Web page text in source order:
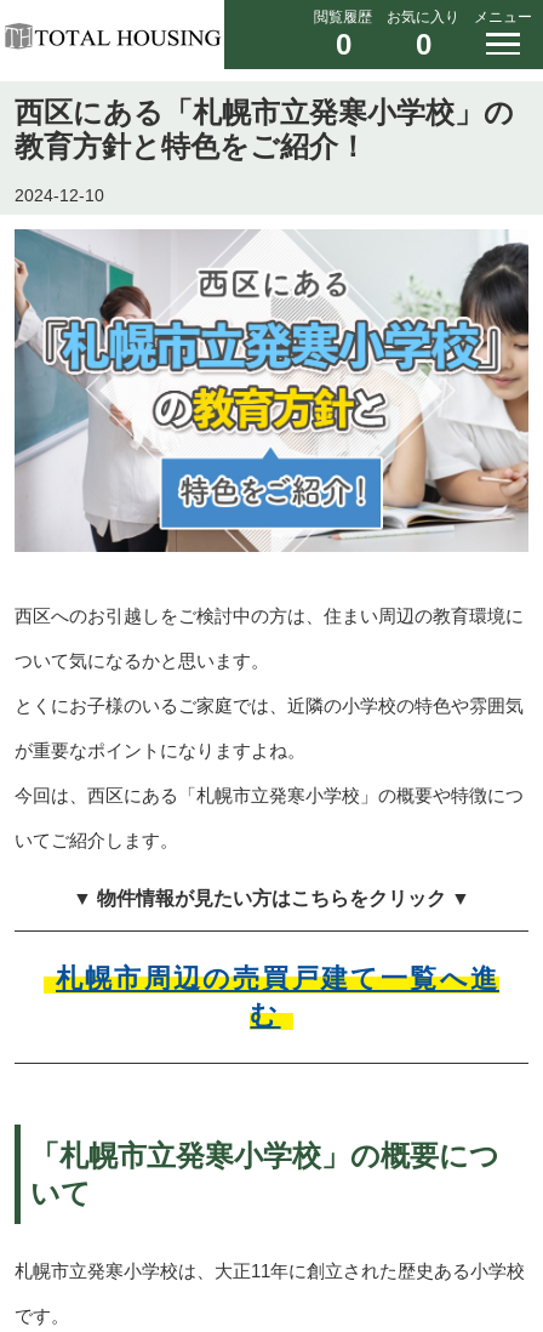
閲覧履歴
0
お気に入り
0
メニュー
西区にある「札幌市立発寒小学校」の
教育方針と特色をご紹介！
2024-12-10
西区へのお引越しをご検討中の方は、住まい周辺の教育環境に
ついて気になるかと思います。
とくにお子様のいるご家庭では、近隣の小学校の特色や雰囲気
が重要なポイントになりますよね。
今回は、西区にある「札幌市立発寒小学校」の概要や特徴につ
いてご紹介します。
▼ 物件情報が見たい方はこちらをクリック ▼
札幌市周辺の売買戸建て一覧へ進
む
「札幌市立発寒小学校」の概要につ
いて
札幌市立発寒小学校は、大正11年に創立された歴史ある小学校
です。